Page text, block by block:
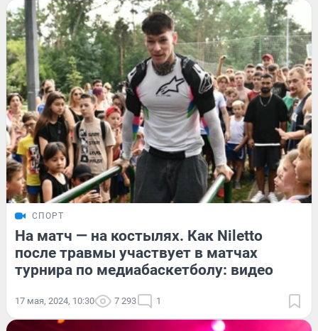
СПОРТ
На матч — на костылях. Как Niletto
после травмы участвует в матчах
турнира по медиабаскетболу: видео
17 мая, 2024, 10:30 7 293 1